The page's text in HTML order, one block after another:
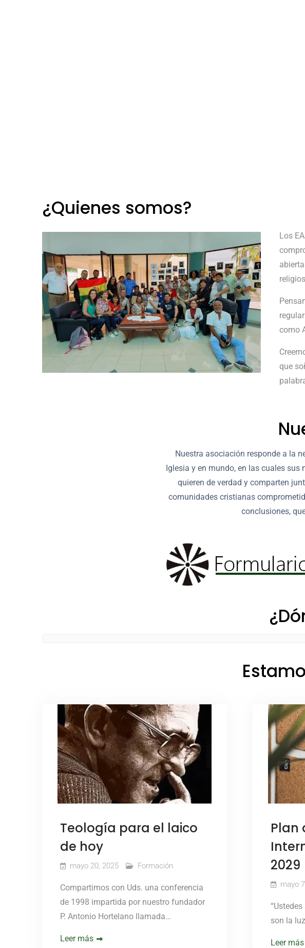
¿Quienes somos?
Los
como
que
Nuestra asociación responde a la
Iglesia y en mundo, en las cuales sus
quieren de verdad y comparten
comunidades cristianas
conclusiones,
Teología para el laico
de hoy
mayo 20, 2025 Formación
Compartimos con Uds. una conferencia
de 1998 impartida por nuestro fundador
P. Antonio Hortelano llamada…
Leer más
Plan
2029
mayo
son la
Leer más